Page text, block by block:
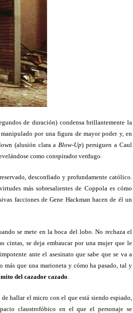
de duración) condensa brillantemente la
por una figura de mayor poder y, en
(alusión clara aBlow-Up) persiguen a Caul
como conspirador verdugo.
desconfiado y profundamente católico.
más sobresalientes de Coppola es cómo
facciones de Gene Hackman hacen de él un
se mete en la boca del lobo. No rechaza el
cintas, se deja embaucar por una mujer que le
ante el asesinato que sabe que se va a
más que una marioneta y cómo ha pasado, tal y
mito del cazador cazado.
hallar el micro con el que está siendo espiado,
claustrofóbico en el que el personaje se